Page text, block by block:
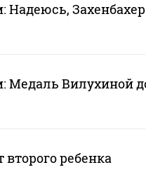
Надеюсь,
Медаль Вилухиной
ребенка